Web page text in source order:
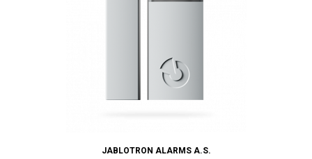
JABLOTRON ALARMS A.S.